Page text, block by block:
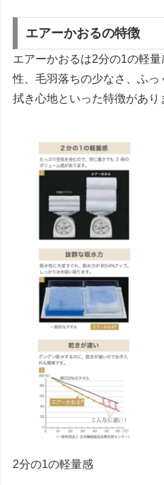
エアーかおるの特徴
エアーかおるは2分の1の軽
性、毛羽落ちの少なさ、ふ
拭き心地といった特徴があり
2分の1の軽量感